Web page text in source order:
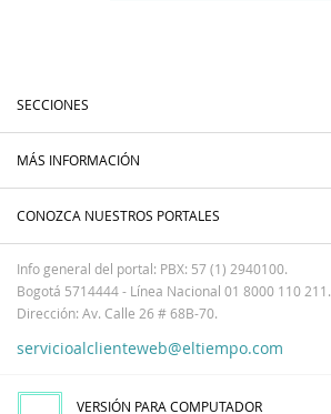
SECCIONES
MÁS INFORMACIÓN
CONOZCA NUESTROS PORTALES
Info general del portal: PBX: 57 (1) 2940100.
Bogotá 5714444 - Línea Nacional 01 8000 110 211.
Dirección: Av. Calle 26 # 68B-70.
servicioalclienteweb@eltiempo.com
VERSIÓN PARA COMPUTADOR